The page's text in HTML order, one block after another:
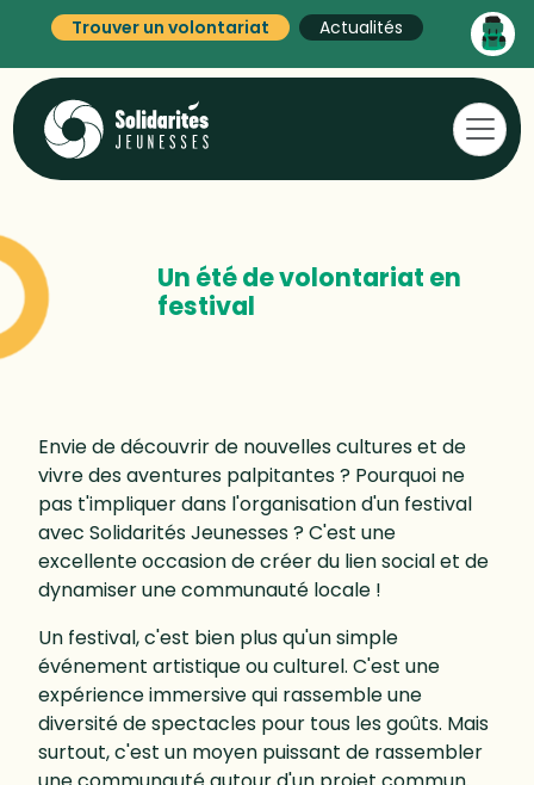
Trouver un volontariat Actualités
Un été de volontariat en
festival
Envie de découvrir de nouvelles cultures et de
vivre des aventures palpitantes ? Pourquoi ne
pas t'impliquer dans l'organisation d'un festival
avec Solidarités Jeunesses ? C'est une
excellente occasion de créer du lien social et de
dynamiser une communauté locale !
Un festival, c'est bien plus qu'un simple
événement artistique ou culturel. C'est une
expérience immersive qui rassemble une
diversité de spectacles pour tous les goûts. Mais
surtout, c'est un moyen puissant de rassembler